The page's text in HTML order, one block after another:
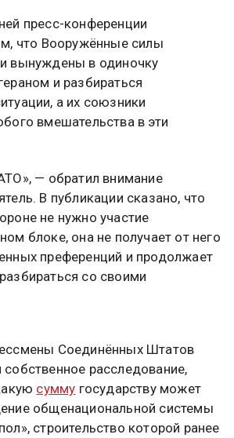
пресс-конференции
что Вооружённые силы
вынуждены в одиночку
и разбираться
а их союзники
вмешательства в эти
— обратил внимание
В публикации сказано, что
не нужно участие
блоке, она не получает от него
преференций и продолжает
со своими
Соединённых Штатов
расследование,
сумму государству может
общенациональной системы
строительство которой ранее